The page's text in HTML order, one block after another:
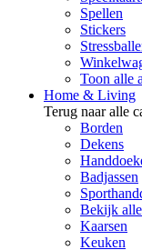
Spellen
Stickers
Toon alle
Home & Living
Terug naar alle
Borden
Dekens
Badjassen
Bekijk
Kaarsen
Keuken